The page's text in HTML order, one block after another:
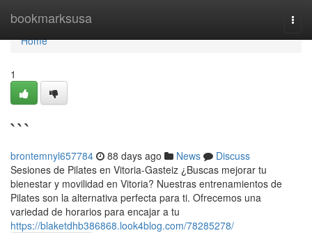
bookmarksusa
Home
Home
1
```
brontemnyl657784 88 days ago News
Discuss
Sesiones de Pilates en Vitoria-Gasteiz ¿Buscas mejorar tu
bienestar y movilidad en Vitoria? Nuestras entrenamientos de
Pilates son la alternativa perfecta para ti. Ofrecemos una
variedad de horarios para encajar a tu
https://blaketdhb386868.look4blog.com/78285278/